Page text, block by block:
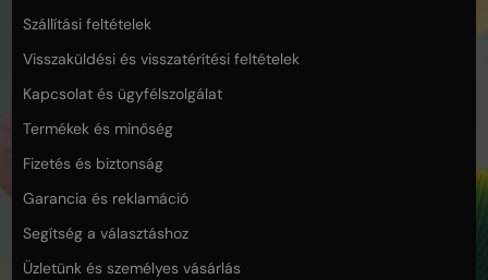
Szállítási feltételek
Visszaküldési és visszatérítési feltételek
Kapcsolat és ügyfélszolgálat
Termékek és minőség
Fizetés és biztonság
Garancia és reklamáció
Segítség a választáshoz
Üzletünk és személyes vásárlás